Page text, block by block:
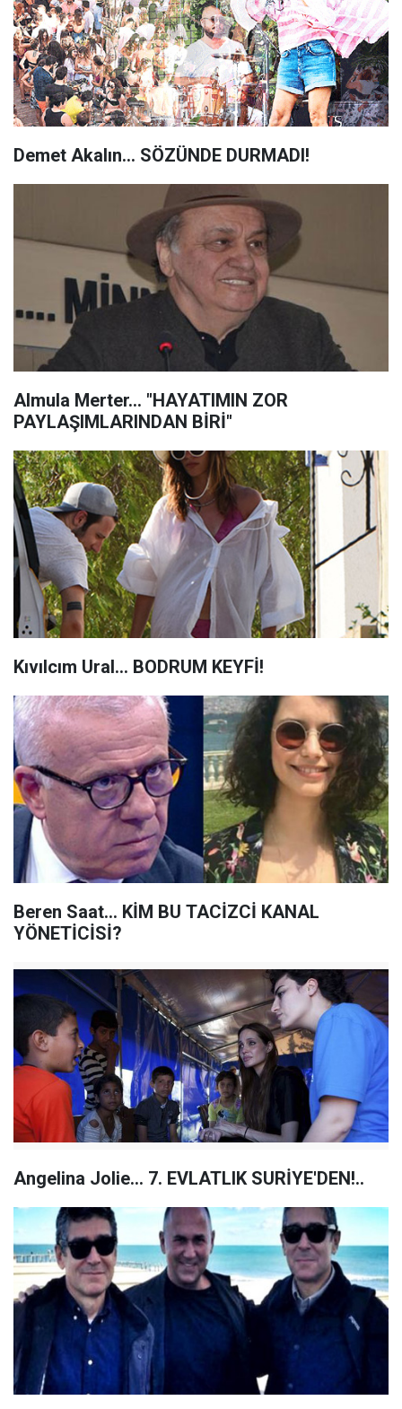
Demet Akalın... SÖZÜNDE DURMADI!
Almula Merter... "HAYATIMIN ZOR
PAYLAŞIMLARINDAN BİRİ"
Kıvılcım Ural... BODRUM KEYFİ!
Beren Saat... KİM BU TACİZCİ KANAL
YÖNETİCİSİ?
Angelina Jolie... 7. EVLATLIK SURİYE'DEN!..